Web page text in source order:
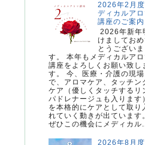
2026年2月度
ディカルアロ
講座のご案内
2026年新年
けましてお
とうございま
す。 本年もメディカルアロ
講座をよろしくお願い致し
す。 今、医療・介護の現場
で、アロマケア、タッチン
ケア（優しくタッチするリ
パドレナージュも入ります）
を本格的にケアとして取り
れていく動きが出ています。
ぜひこの機会にメディカル...
2026年8月度